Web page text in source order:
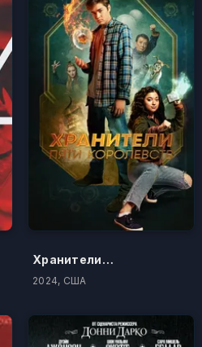
Хранители пяти королевств
2024, США